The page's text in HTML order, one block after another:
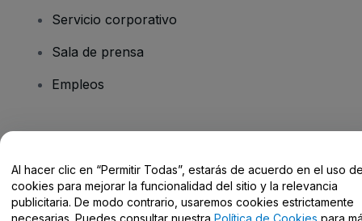
Servicio corporativo
Sala de prensa
Empleos
Centro de Ayuda / Contacto
Al hacer clic en “Permitir Todas”, estarás de acuerdo en el uso
cookies para mejorar la funcionalidad del sitio y la relevancia
publicitaria. De modo contrario, usaremos cookies estrictamente
necesarias. Puedes consultar nuestra Política de Cookies para